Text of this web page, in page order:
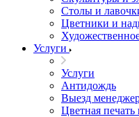
Столы и
Цветники и
Услуги
Услуги
Антидождь
Выезд
Цветная